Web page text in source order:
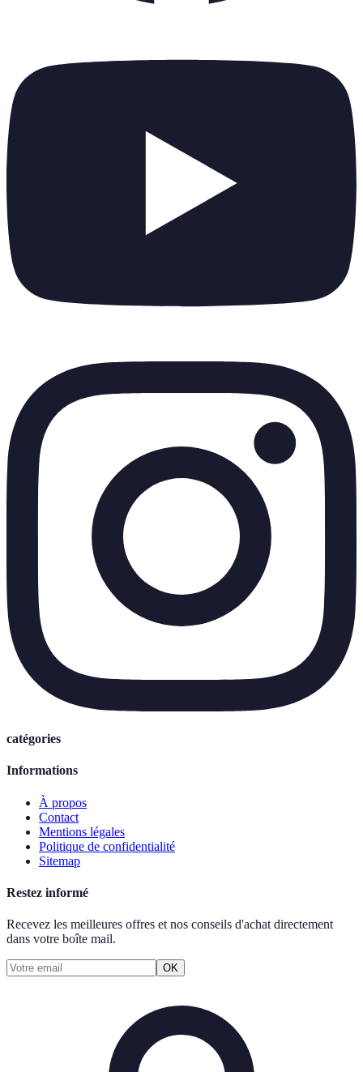
catégories
Informations
À propos
Contact
Mentions légales
Politique de confidentialité
Sitemap
Restez informé
Recevez les meilleures offres et nos conseils d'achat directement
dans votre boîte mail.
OK